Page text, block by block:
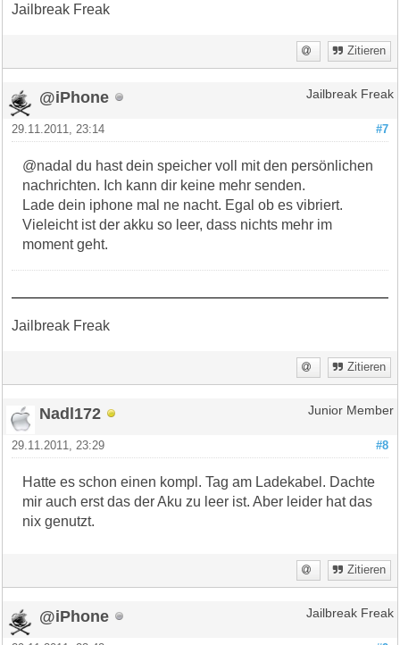
Jailbreak Freak
Zitieren
@iPhone Jailbreak Freak
#7
29.11.2011, 23:14
@nadal du hast dein speicher voll mit den persönlichen
nachrichten. Ich kann dir keine mehr senden.
Lade dein iphone mal ne nacht. Egal ob es vibriert.
Vieleicht ist der akku so leer, dass nichts mehr im
moment geht.
Jailbreak Freak
Zitieren
Nadl172 Junior Member
#8
29.11.2011, 23:29
Hatte es schon einen kompl. Tag am Ladekabel. Dachte
mir auch erst das der Aku zu leer ist. Aber leider hat das
nix genutzt.
Zitieren
@iPhone Jailbreak Freak